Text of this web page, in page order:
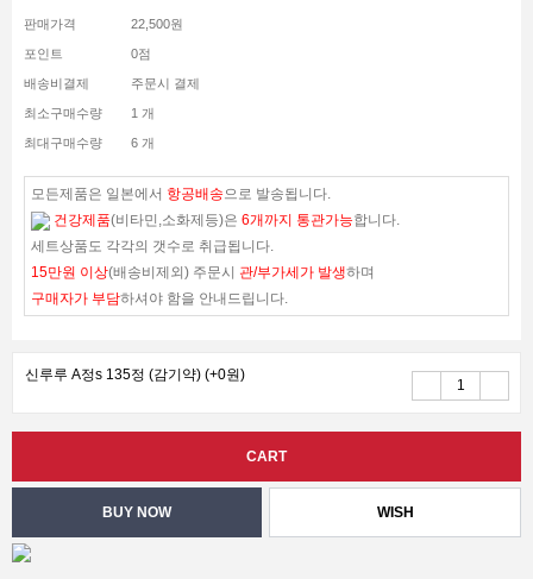
판매가격 22,500원
포인트 0점
배송비결제 주문시 결제
최소구매수량 1 개
최대구매수량 6 개
모든제품은 일본에서 항공배송으로 발송됩니다.
건강제품(비타민,소화제등)은 6개까지 통관가능합니다.
세트상품도 각각의 갯수로 취급됩니다.
15만원 이상(배송비제외) 주문시 관/부가세가 발생하며
구매자가 부담하셔야 함을 안내드립니다.
신루루 A정s 135정 (감기약) (+0원)
WISH